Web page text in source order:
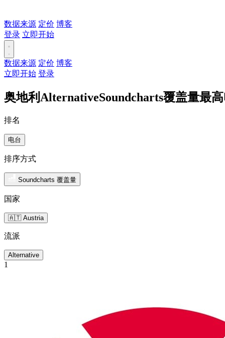
数据来源 定价 博客
登录 立即开始
数据来源 定价 博客
立即开始 登录
奥地利AlternativeSoundcharts覆盖量最
排名
电台
排序方式
Soundcharts 覆盖量
国家
🇦🇹 Austria
流派
Alternative
1